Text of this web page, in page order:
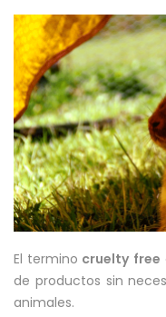
El termino cruelty free
de productos sin
animales.